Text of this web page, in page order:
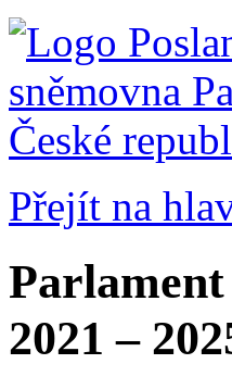
Přejít na
Parlament
2021 –